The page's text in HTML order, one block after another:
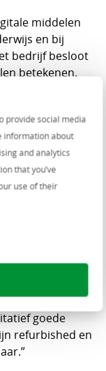
provide social media
information about
and analytics
that you’ve
use of their
middelen
en bij
bedrijf besloot
betekenen.
“De
we iets
lastige fase
deze 83
vanaf 4 jaar”,
gaat.
dus heel
om zo
kunnen
goede
refurbished en